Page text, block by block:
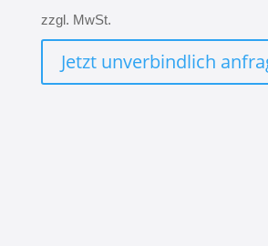
zzgl. MwSt.
Jetzt unverbindlich